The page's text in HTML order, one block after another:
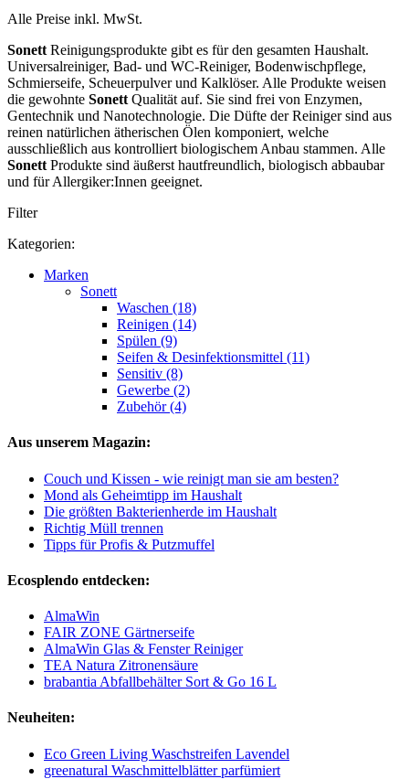
Alle Preise inkl. MwSt.
Sonett Reinigungsprodukte gibt es für den gesamten Haushalt.
Universalreiniger, Bad- und WC-Reiniger, Bodenwischpflege,
Schmierseife, Scheuerpulver und Kalklöser. Alle Produkte weisen
die gewohnte Sonett Qualität auf. Sie sind frei von Enzymen,
Gentechnik und Nanotechnologie. Die Düfte der Reiniger sind aus
reinen natürlichen ätherischen Ölen komponiert, welche
ausschließlich aus kontrolliert biologischem Anbau stammen. Alle
Sonett Produkte sind äußerst hautfreundlich, biologisch abbaubar
und für Allergiker:Innen geeignet.
Filter
Kategorien:
Marken
Sonett
Waschen (18)
Reinigen (14)
Spülen (9)
Seifen & Desinfektionsmittel (11)
Sensitiv (8)
Gewerbe (2)
Zubehör (4)
Aus unserem Magazin:
Couch und Kissen - wie reinigt man sie am besten?
Mond als Geheimtipp im Haushalt
Die größten Bakterienherde im Haushalt
Richtig Müll trennen
Tipps für Profis & Putzmuffel
Ecosplendo entdecken:
AlmaWin
FAIR ZONE Gärtnerseife
AlmaWin Glas & Fenster Reiniger
TEA Natura Zitronensäure
brabantia Abfallbehälter Sort & Go 16 L
Neuheiten:
Eco Green Living Waschstreifen Lavendel
greenatural Waschmittelblätter parfümiert